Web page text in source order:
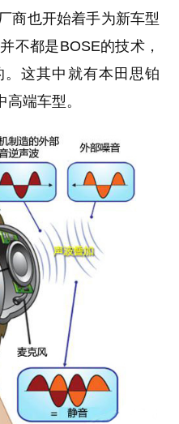
商也开始着手为新车型
不都是BOSE的技术，
这其中就有本田思铂
端车型。